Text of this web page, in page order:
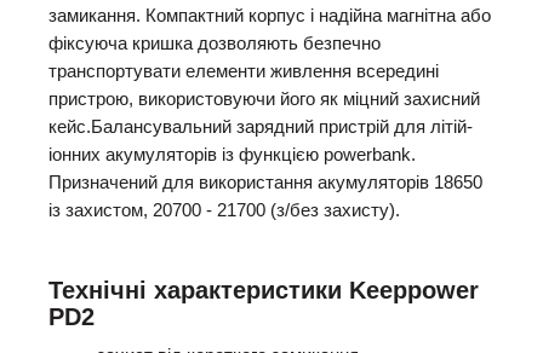
замикання. Компактний корпус і надійна магнітна або
фіксуюча кришка дозволяють безпечно
транспортувати елементи живлення всередині
пристрою, використовуючи його як міцний захисний
кейс.Балансувальний зарядний пристрій для літій-
іонних акумуляторів із функцією powerbank.
Призначений для використання акумуляторів 18650
із захистом, 20700 - 21700 (з/без захисту).
Технічні характеристики Keeppower
PD2